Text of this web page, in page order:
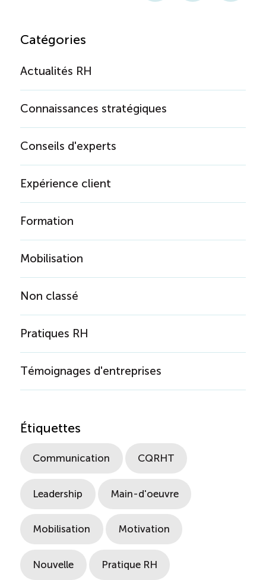
Catégories
Actualités RH
Connaissances stratégiques
Conseils d'experts
Expérience client
Formation
Mobilisation
Non classé
Pratiques RH
Témoignages d'entreprises
Étiquettes
Communication CQRHT
Leadership Main-d'oeuvre
Mobilisation Motivation
Nouvelle Pratique RH